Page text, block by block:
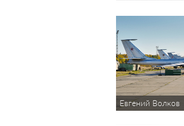
Евгений Волков